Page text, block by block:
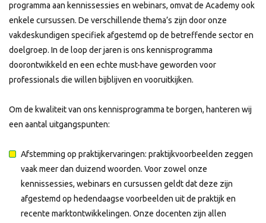
programma aan kennissessies en webinars, omvat de Academy ook
enkele cursussen. De verschillende thema’s zijn door onze
vakdeskundigen specifiek afgestemd op de betreffende sector en
doelgroep. In de loop der jaren is ons kennisprogramma
doorontwikkeld en een echte must-have geworden voor
professionals die willen bijblijven en vooruitkijken.
Om de kwaliteit van ons kennisprogramma te borgen, hanteren wij
een aantal uitgangspunten:
Afstemming op praktijkervaringen: praktijkvoorbeelden zeggen
vaak meer dan duizend woorden. Voor zowel onze
kennissessies, webinars en cursussen geldt dat deze zijn
afgestemd op hedendaagse voorbeelden uit de praktijk en
recente marktontwikkelingen. Onze docenten zijn allen